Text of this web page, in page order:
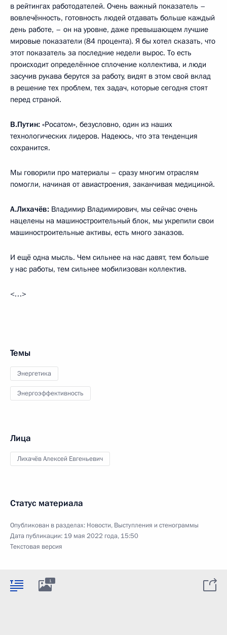
в рейтингах работодателей. Очень важный показатель –
вовлечённость, готовность людей отдавать больше каждый
день работе, – он на уровне, даже превышающем лучшие
мировые показатели (84 процента). Я бы хотел сказать, что
этот показатель за последние недели вырос. То есть
происходит определённое сплочение коллектива, и люди
засучив рукава берутся за работу, видят в этом свой вклад
в решение тех проблем, тех задач, которые сегодня стоят
перед страной.
В.Путин: «Росатом», безусловно, один из наших
технологических лидеров. Надеюсь, что эта тенденция
сохранится.
Мы говорили про материалы – сразу многим отраслям
помогли, начиная от авиастроения, заканчивая медициной.
А.Лихачёв: Владимир Владимирович, мы сейчас очень
нацелены на машиностроительный блок, мы укрепили свои
машиностроительные активы, есть много заказов.
И ещё одна мысль. Чем сильнее на нас давят, тем больше
у нас работы, тем сильнее мобилизован коллектив.
<…>
Темы
Энергетика
Энергоэффективность
Лица
Лихачёв Алексей Евгеньевич
Статус материала
Опубликован в разделах: Новости, Выступления и стенограммы
Дата публикации: 19 мая 2022 года, 15:50
Текстовая версия
1